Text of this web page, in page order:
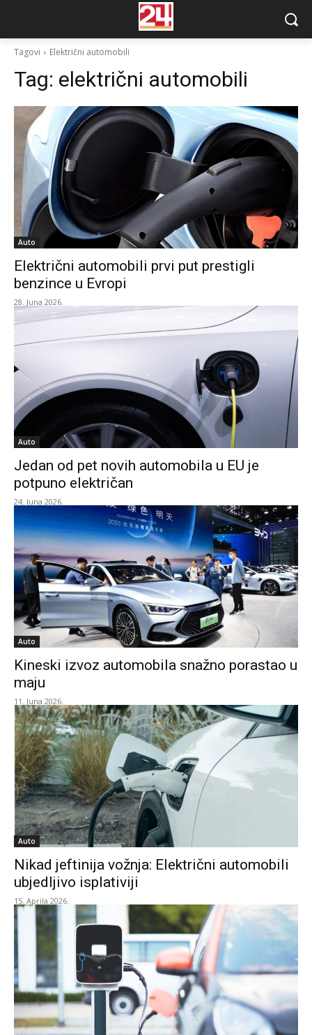
Tagovi Električni automobili
Tag: električni automobili
Auto
Električni automobili prvi put prestigli
benzince u Evropi
28. Juna 2026.
Auto
Jedan od pet novih automobila u EU je
potpuno električan
24. Juna 2026.
Auto
Kineski izvoz automobila snažno porastao u
maju
11. Juna 2026.
Auto
Nikad jeftinija vožnja: Električni automobili
ubjedljivo isplativiji
15. Aprila 2026.